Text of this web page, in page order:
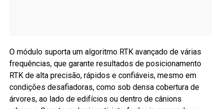
O módulo suporta um algoritmo RTK avançado de várias
frequências, que garante resultados de posicionamento
RTK de alta precisão, rápidos e confiáveis, mesmo em
condições desafiadoras, como sob densa cobertura de
árvores, ao lado de edifícios ou dentro de cânions